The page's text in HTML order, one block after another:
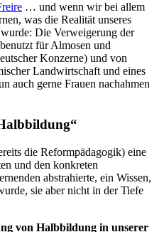
… und wenn wir bei allem
was die Realität unseres
Die Verweigerung der
für Almosen und
Konzerne) und von
Landwirtschaft und eines
auch gerne Frauen nachahmen
die Reformpädagogik) eine
und den konkreten
abstrahierte, ein Wissen,
sie aber nicht in der Tiefe
von Halbbildung in unserer